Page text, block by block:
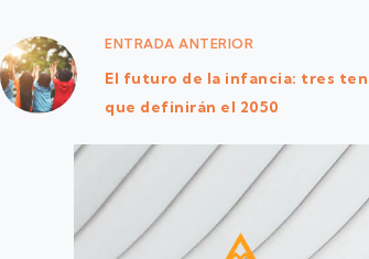
ENTRADA ANTERIOR
El futuro de la infancia: tres
que definirán el 2050